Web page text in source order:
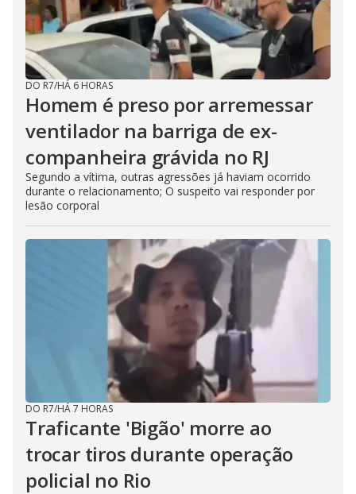
DO R7/HÁ 6 HORAS
Homem é preso por arremessar
ventilador na barriga de ex-
companheira grávida no RJ
Segundo a vítima, outras agressões já haviam ocorrido
durante o relacionamento; O suspeito vai responder por
lesão corporal
DO R7/HÁ 7 HORAS
Traficante 'Bigão' morre ao
trocar tiros durante operação
policial no Rio